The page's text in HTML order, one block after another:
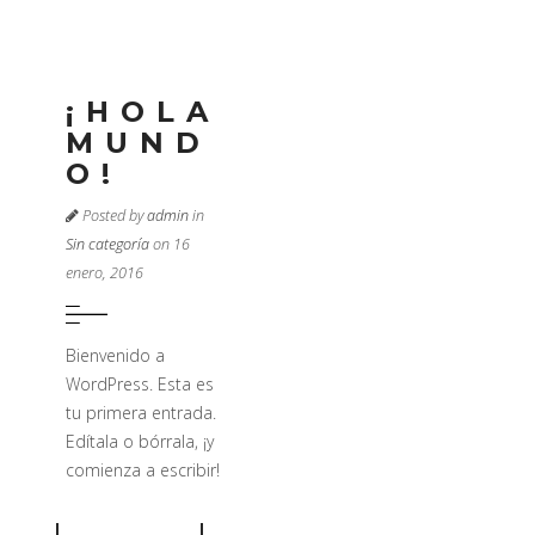
¡HOLA
MUND
O!
Posted byadminin
Sin categoríaon 16
enero, 2016
Bienvenido a
WordPress. Esta es
tu primera entrada.
Edítala o bórrala, ¡y
comienza a escribir!